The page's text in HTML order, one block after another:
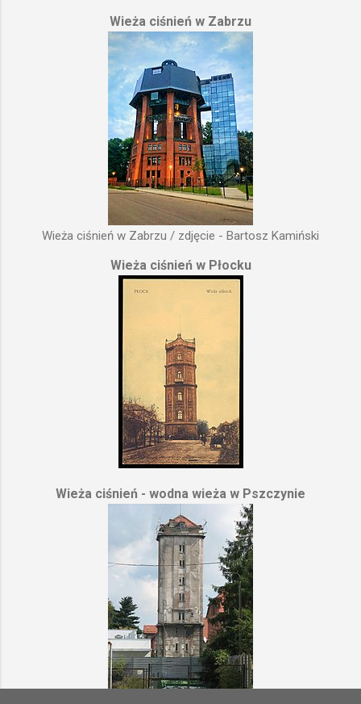
Wieża ciśnień w Zabrzu
Wieża ciśnień w Zabrzu / zdjęcie - Bartosz Kamiński
Wieża ciśnień w Płocku
Wieża ciśnień - wodna wieża w Pszczynie